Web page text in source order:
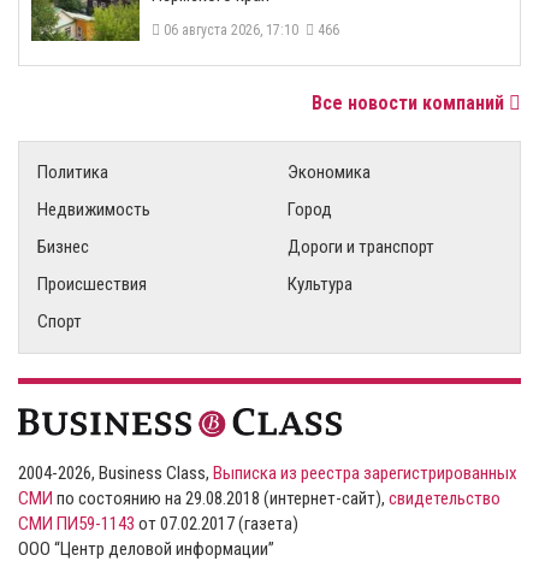
06 августа 2026, 17:10 466
Все новости компаний
Политика
Экономика
Недвижимость
Город
Бизнес
Дороги и транспорт
Происшествия
Культура
Спорт
2004-2026, Business Class, Выписка из реестра зарегистрированных
СМИ по состоянию на 29.08.2018 (интернет-сайт), свидетельство
СМИ ПИ59-1143 от 07.02.2017 (газета)
ООО “Центр деловой информации”